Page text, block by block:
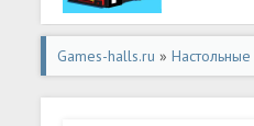
Games-halls.ru »Настольные
Light Bingo Game (Бинго